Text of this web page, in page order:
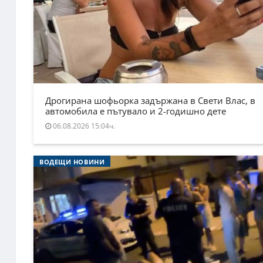
Дрогирана шофьорка задържана в Свети Влас, в
автомобила е пътувало и 2-годишно дете
06.08.2026 15:04ч.
ВОДЕЩИ НОВИНИ